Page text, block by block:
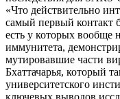
«Что действительно
самый первый контакт
есть у которых вообще
иммунитета,
мутировавшие части
Бхаттачарья, который
университетского
ключевых выводов